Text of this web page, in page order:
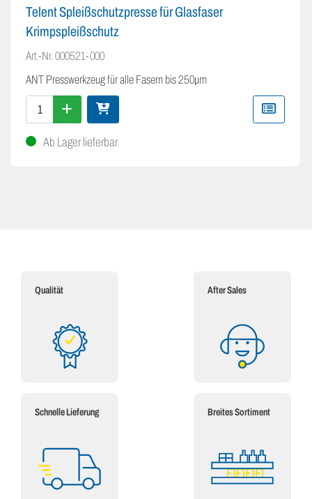
Telent Spleißschutzpresse für Glasfaser
Krimpspleißschutz
Art.-Nr.000521-000
ANT Presswerkzeug für alle Fasern bis 250µm
Ab Lager lieferbar
Qualität After Sales
Schnelle Lieferung Breites Sortiment